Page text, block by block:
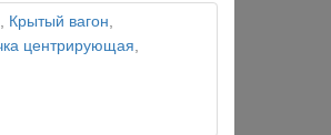
, Крытый вагон,
центрирующая,